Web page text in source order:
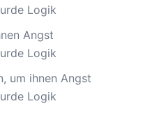
Logik
Angst
Logik
um ihnen Angst
Logik